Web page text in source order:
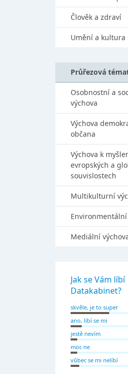
Člověk a zdraví
Umění a kultura
Průřezová
Osobnostní a
výchova
Výchova
občana
Výchova k
evropských a
souvislostech
Multikulturní
Environmentální
Mediální
Jak se Vám líbí
Datakabinet?
skvěle, je to super
ano, líbí se mi
jestě nevím
moc ne
vůbec se mi nelíbí